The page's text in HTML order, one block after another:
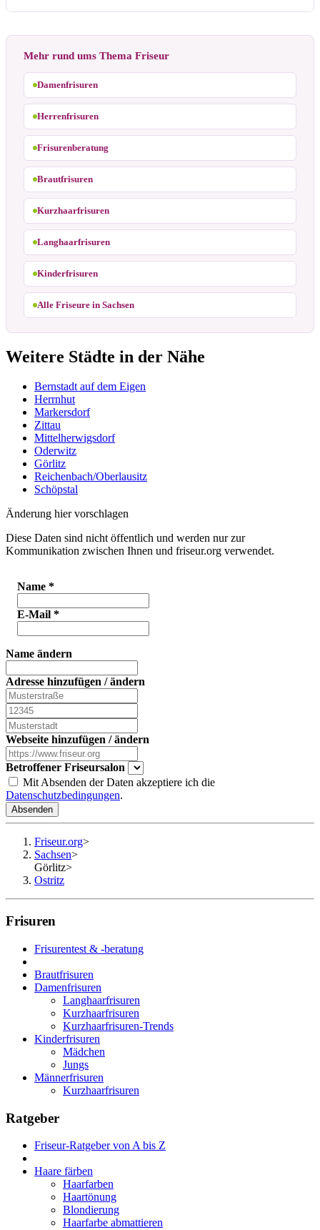
Mehr rund ums Thema Friseur
Damenfrisuren
Herrenfrisuren
Frisurenberatung
Brautfrisuren
Kurzhaarfrisuren
Langhaarfrisuren
Kinderfrisuren
Alle Friseure in Sachsen
Weitere Städte in der Nähe
Bernstadt auf dem Eigen
Herrnhut
Markersdorf
Zittau
Mittelherwigsdorf
Oderwitz
Görlitz
Reichenbach/Oberlausitz
Schöpstal
Änderung hier vorschlagen
Diese Daten sind nicht öffentlich und werden nur zur
Kommunikation zwischen Ihnen und friseur.org verwendet.
Name *
E-Mail *
Name ändern
Adresse hinzufügen / ändern
Webseite hinzufügen / ändern
Betroffener Friseursalon
Mit Absenden der Daten akzeptiere ich die
Datenschutzbedingungen.
Absenden
Friseur.org>
Sachsen>
Görlitz>
Ostritz
Frisuren
Frisurentest & -beratung
Brautfrisuren
Damenfrisuren
Langhaarfrisuren
Kurzhaarfrisuren
Kurzhaarfrisuren-Trends
Kinderfrisuren
Mädchen
Jungs
Männerfrisuren
Kurzhaarfrisuren
Ratgeber
Friseur-Ratgeber von A bis Z
Haare färben
Haarfarben
Haartönung
Blondierung
Haarfarbe abmattieren